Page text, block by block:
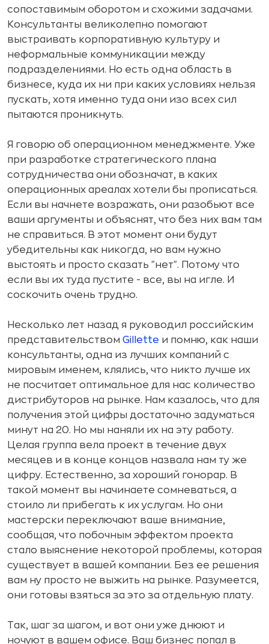
сопоставимым оборотом и схожими задачами.
Консультанты великолепно помогают
выстраивать корпоративную культуру и
неформальные коммуникации между
подразделениями. Но есть одна область в
бизнесе, куда их ни при каких условиях нельзя
пускать, хотя именно туда они изо всех сил
пытаются проникнуть.
Я говорю об операционном менеджменте. Уже
при разработке стратегического плана
сотрудничества они обозначат, в каких
операционных ареалах хотели бы прописаться.
Если вы начнете возражать, они разобьют все
ваши аргументы и объяснят, что без них вам там
не справиться. В этот момент они будут
убедительны как никогда, но вам нужно
выстоять и просто сказать "нет". Потому что
если вы их туда пустите - все, вы на игле. И
соскочить очень трудно.
Несколько лет назад я руководил российским
представительством Gillette и помню, как наши
консультанты, одна из лучших компаний с
мировым именем, клялись, что никто лучше их
не посчитает оптимальное для нас количество
дистрибуторов на рынке. Нам казалось, что для
получения этой цифры достаточно задуматься
минут на 20. Но мы наняли их на эту работу.
Целая группа вела проект в течение двух
месяцев и в конце концов назвала нам ту же
цифру. Естественно, за хороший гонорар. В
такой момент вы начинаете сомневаться, а
стоило ли прибегать к их услугам. Но они
мастерски переключают ваше внимание,
сообщая, что побочным эффектом проекта
стало выяснение некоторой проблемы, которая
существует в вашей компании. Без ее решения
вам ну просто не выжить на рынке. Разумеется,
они готовы взяться за это за отдельную плату.
Так, шаг за шагом, и вот они уже днюют и
ночуют в вашем офисе. Ваш бизнес попал в